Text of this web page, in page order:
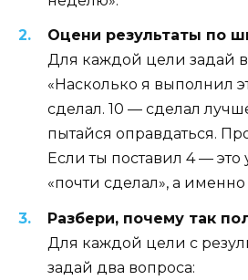
Оцени результаты по
Для каждой цели задай
«Насколько я выполнил
сделал. 10 — сделал
пытайся оправдаться.
Если ты поставил 4 — это
«почти сделал», а именно
Разбери, почему так
Для каждой цели с
задай два вопроса: